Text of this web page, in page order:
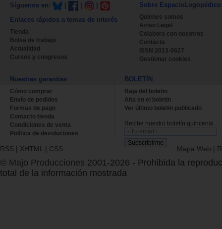
Síguenos en:
Enlaces rápidos a temas de interés
Tienda
Bolsa de trabajo
Actualidad
Cursos y congresos
Sobre EspacioLogopédico
Quienes somos
Aviso Legal
Colabora con nosotros
Contacta
ISSN 2013-0627
Gestionar cookies
Nuestras garantías
Cómo comprar
Envío de pedidos
Formas de pago
Contacto tienda
Condiciones de venta
Política de devoluciones
BOLETÍN
Baja del boletin
Alta en el boletin
Ver último boletin publicado
Recibe nuestro boletín quincenal.
RSS | XHTML | CSS Mapa Web |
© Majo Producciones 2001-2026 - Prohibida la
total de la información mostrada